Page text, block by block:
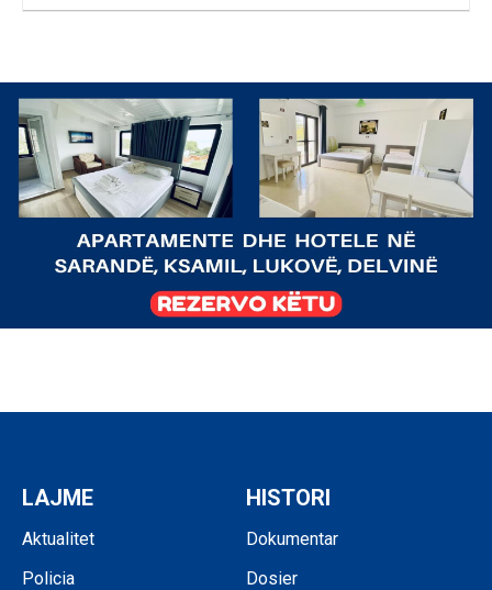
LAJME
Aktualitet
Policia
HISTORI
Dokumentar
Dosier